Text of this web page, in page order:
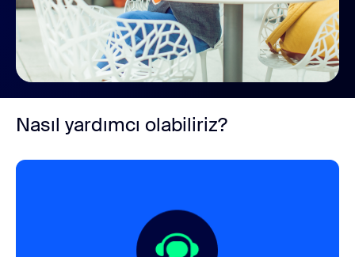
Nasıl yardımcı olabiliriz?